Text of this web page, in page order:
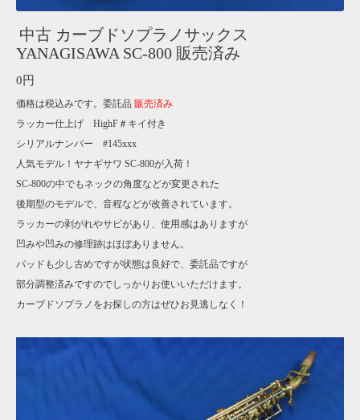
中古 カーブドソプラノサックス
YANAGISAWA SC-800 販売済み
0円
価格は税込みです。委託品 販売済み
ラッカー仕上げ HighF＃キイ付き
シリアルナンバー #145xxx
人気モデル！ヤナギサワ SC-800が入荷！
SC-800の中でもネックの角度などが変更された
後期型のモデルで、音程などが改善されています。
ラッカーの剥がれやサビがあり、使用感はありますが
凹みや凹みの修理跡はほぼありません。
パッドも少し古めですが状態は良好で、委託品ですが
部分調整済みですのでしっかりお使いいただけます。
カーブドソプラノをお探しの方はぜひお見逃しなく！